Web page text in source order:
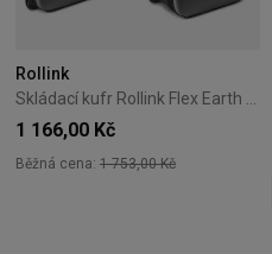
Rollink
1 166,00 Kč
Běžná cena: 1 753,00 Kč